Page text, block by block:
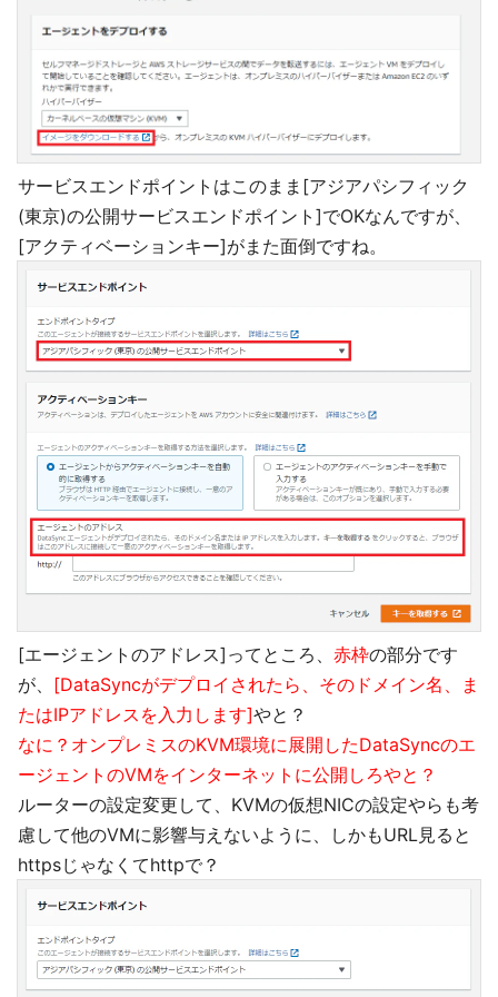
サービスエンドポイントはこのまま[アジアパシフィック
(東京)の公開サービスエンドポイント]でOKなんですが、
[アクティベーションキー]がまた面倒ですね。
[エージェントのアドレス]ってところ、 赤枠の部分です
が、 [DataSyncがデプロイされたら、そのドメイン名、ま
たはIPアドレスを入力します]やと？
なに？オンプレミスのKVM環境に展開したDataSyncのエ
ージェントのVMをインターネットに公開しろやと？
ルーターの設定変更して、KVMの仮想NICの設定やらも考
慮して他のVMに影響与えないように、しかもURL見ると
httpsじゃなくてhttpで？